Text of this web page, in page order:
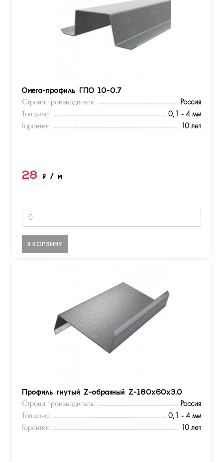
Омега-профиль ГПО 10-0.7
Страна производитель:
Россия
Толщина:
0,1 - 4 мм
Гарантия:
10 лет
28 ₽ / м
В КОРЗИНУ
Профиль гнутый Z-образный Z-180х60х3.0
Страна производитель:
Россия
Толщина:
0,1 - 4 мм
Гарантия:
10 лет